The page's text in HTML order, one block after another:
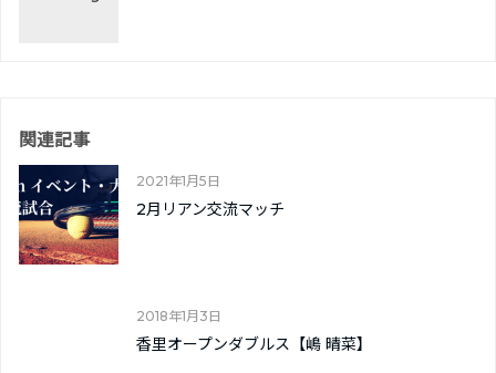
関連記事
2021年1月5日
2月リアン交流マッチ
2018年1月3日
香里オープンダブルス【嶋 晴菜】